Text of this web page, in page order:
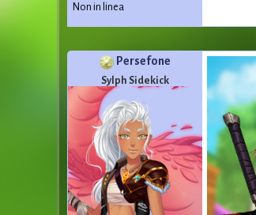
Non in linea
Persefone
Sylph Sidekick